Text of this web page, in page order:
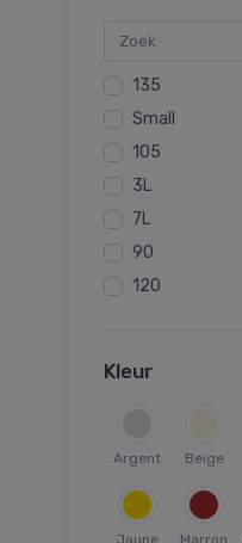
Violet
135
Small
105
3L
7L
90
120
M
L
XL
Kleur
Argent Beige
Jaune Marron